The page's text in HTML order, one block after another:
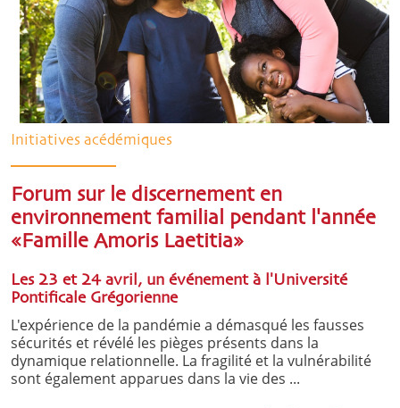
Initiatives acédémiques
Forum sur le discernement en
environnement familial pendant l'année
«Famille Amoris Laetitia»
Les 23 et 24 avril, un événement à l'Université
Pontificale Grégorienne
L'expérience de la pandémie a démasqué les fausses
sécurités et révélé les pièges présents dans la
dynamique relationnelle. La fragilité et la vulnérabilité
sont également apparues dans la vie des ...